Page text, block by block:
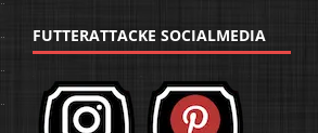
FUTTERATTACKE SOCIALMEDIA